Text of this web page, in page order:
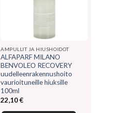
AMPULLIT JA HIUSHOIDOT
ALFAPARF MILANO
BENVOLEO RECOVERY
uudelleenrakennushoito
vaurioituneille hiuksille
100ml
22,10€